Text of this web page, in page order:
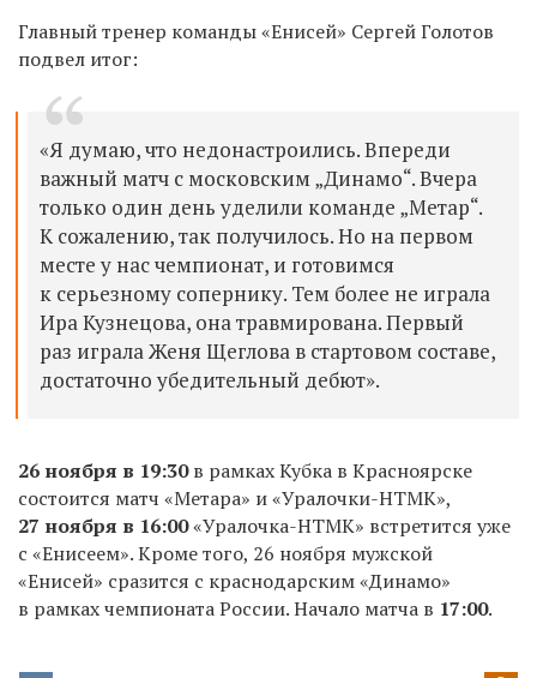
Главный тренер команды «Енисей» Сергей Голотов
подвел итог:
«Я думаю, что недонастроились. Впереди
важный матч с московским „Динамо“. Вчера
только один день уделили команде „Метар“.
К сожалению, так получилось. Но на первом
месте у нас чемпионат, и готовимся
к серьезному сопернику. Тем более не играла
Ира Кузнецова, она травмирована. Первый
раз играла Женя Щеглова в стартовом составе,
достаточно убедительный дебют».
26 ноября в 19:30в рамках Кубка в Красноярске
состоится матч «Метара» и «Уралочки-НТМК»,
27 ноября в 16:00«Уралочка-НТМК» встретится уже
с «Енисеем». Кроме того, 26 ноября мужской
«Енисей» сразится с краснодарским «Динамо»
в рамках чемпионата России. Начало матча в 17:00.